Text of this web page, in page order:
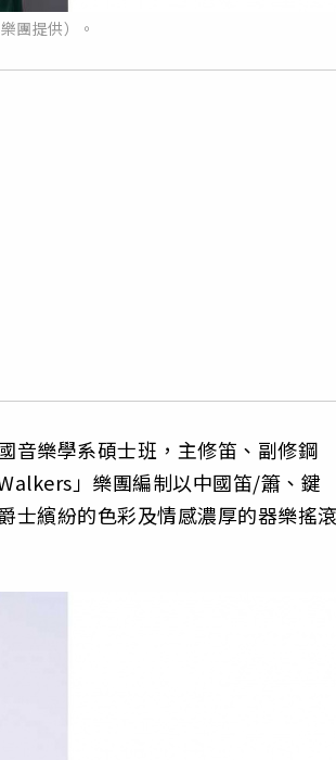
團提供）。
音樂學系碩士班，主修笛、副修鋼
」樂團編制以中國笛/簫、鍵
士繽紛的色彩及情感濃厚的器樂搖